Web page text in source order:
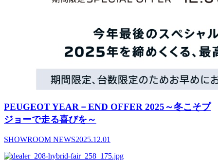
PEUGEOT YEAR－END OFFER 2025～冬こそプ
ジョーで走る喜びを～
SHOWROOM NEWS2025.12.01